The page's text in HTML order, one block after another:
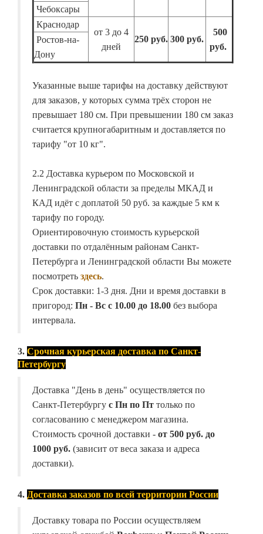
Чебоксары
Краснодар
от 3 до 4
дней
250 руб. 300 руб.
500
руб.
Ростов-на-
Дону
Указанные выше тарифы на доставку действуют
для заказов, у которых сумма трёх сторон не
превышает 180 см. При превышении 180 см заказ
считается крупногабаритным и доставляется по
тарифу "от 10 кг".
2.2 Доставка курьером по Московской и
Ленинградской области за пределы МКАД и
КАД идёт с доплатой 50 руб. за каждые 5 км к
тарифу по городу.
Ориентировочную стоимость курьерской
доставки по отдалённым районам Санкт-
Петербурга и Ленинградской области Вы можете
посмотреть здесь.
Срок доставки: 1-3 дня. Дни и время доставки в
пригород: Пн - Вс с 10.00 до 18.00 без выбора
интервала.
3. Срочная курьерская доставка по Санкт-
Петербургу
Доставка "День в день" осуществляется по
Санкт-Петербургу с Пн по Пт только по
согласованию с менеджером магазина.
Стоимость срочной доставки - от 500 руб. до
1000 руб. (зависит от веса заказа и адреса
доставки).
4. Доставка заказов по всей территории России
Доставку товара по России осуществляем